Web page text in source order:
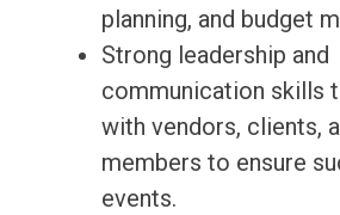
planning, and budget
Strong leadership and
communication skills
with vendors, clients,
members to ensure
events.